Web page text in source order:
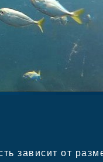
зависит от